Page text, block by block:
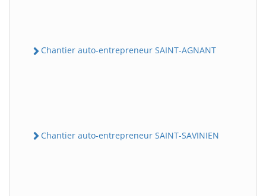
Chantier auto-entrepreneur SAINT-AGNANT
Chantier auto-entrepreneur SAINT-SAVINIEN